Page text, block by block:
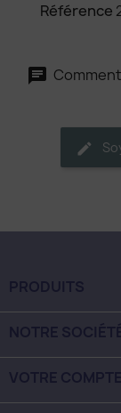
Référence